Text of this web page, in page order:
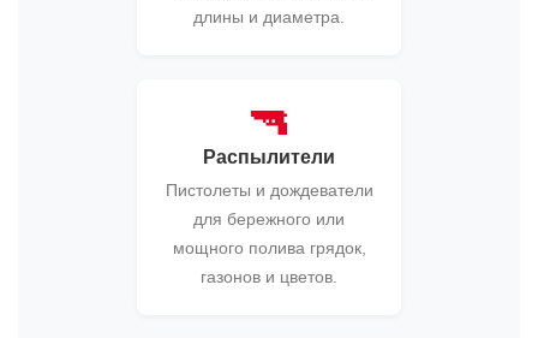
длины и диаметра.
🔫
Распылители
Пистолеты и дождеватели
для бережного или
мощного полива грядок,
газонов и цветов.